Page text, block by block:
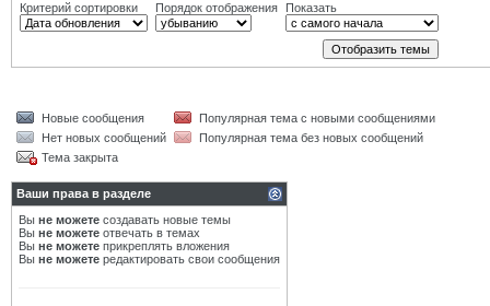
Критерий сортировки
Порядок отображения Показать
Новые сообщения
Популярная тема с новыми сообщениями
Нет новых сообщений
Популярная тема без новых сообщений
Тема закрыта
Ваши права в разделе
Вы не можете создавать новые темы
Вы не можете отвечать в темах
Вы не можете прикреплять вложения
Вы не можете редактировать свои сообщения